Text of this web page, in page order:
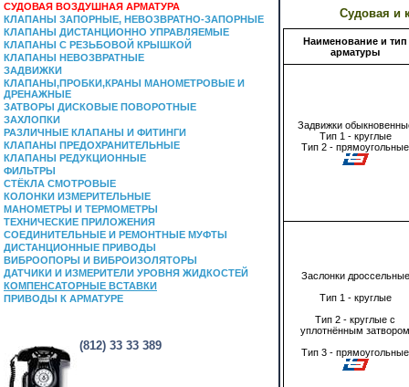
СУДОВАЯ ВОЗДУШНАЯ АРМАТУРА
КЛАПАНЫ ЗАПОРНЫЕ, НЕВОЗВРАТНО-ЗАПОРНЫЕ
КЛАПАНЫ ДИСТАНЦИОННО УПРАВЛЯЕМЫЕ
КЛАПАНЫ С РЕЗЬБОВОЙ КРЫШКОЙ
КЛАПАНЫ НЕВОЗВРАТНЫЕ
ЗАДВИЖКИ
КЛАПАНЫ,ПРОБКИ,КРАНЫ МАНОМЕТРОВЫЕ И
ДРЕНАЖНЫЕ
ЗАТВОРЫ ДИСКОВЫЕ ПОВОРОТНЫЕ
ЗАХЛОПКИ
РАЗЛИЧНЫЕ КЛАПАНЫ И ФИТИНГИ
КЛАПАНЫ ПРЕДОХРАНИТЕЛЬНЫЕ
КЛАПАНЫ РЕДУКЦИОННЫЕ
ФИЛЬТРЫ
СТЁКЛА СМОТРОВЫЕ
КОЛОНКИ ИЗМЕРИТЕЛЬНЫЕ
МАНОМЕТРЫ И ТЕРМОМЕТРЫ
ТЕХНИЧЕСКИЕ ПРИЛОЖЕНИЯ
СОЕДИНИТЕЛЬНЫЕ И РЕМОНТНЫЕ МУФТЫ
ДИСТАНЦИОННЫЕ ПРИВОДЫ
ВИБРООПОРЫ И ВИБРОИЗОЛЯТОРЫ
ДАТЧИКИ И ИЗМЕРИТЕЛИ УРОВНЯ ЖИДКОСТЕЙ
КОМПЕНСАТОРНЫЕ ВСТАВКИ
ПРИВОДЫ К АРМАТУРЕ
(812) 33 33 389
Судовая и
Наименование и тип
арматуры
Задвижки
Тип 1 - круглые
Тип 2 - прямоугольные
Заслонки дроссельные
Тип 1 - круглые
Тип 2 - круглые с
уплотнённым затвором
Тип 3 - прямоугольные